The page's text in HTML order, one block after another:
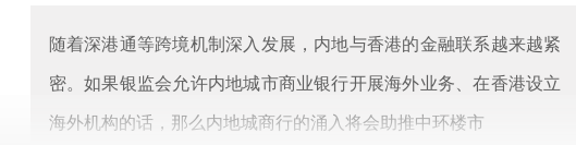
随着深港通等跨境机制深入发展，内地与香港的金融联系越来越紧
密。如果银监会允许内地城市商业银行开展海外业务、在香港设立
海外机构的话，那么内地城商行的涌入将会助推中环楼市